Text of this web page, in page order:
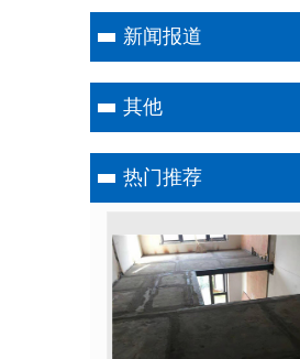
新闻报道
其他
热门推荐